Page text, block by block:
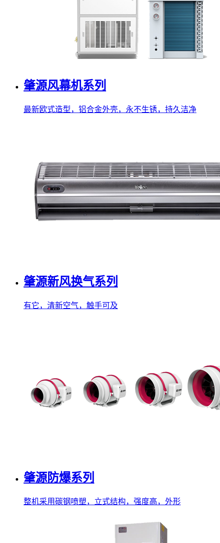
肇源风幕机系列
最新欧式造型，铝合金外壳，永不生锈，持久洁净
肇源新风换气系列
有它，清新空气，触手可及
肇源防爆系列
整机采用碳钢喷塑，立式结构，强度高，外形